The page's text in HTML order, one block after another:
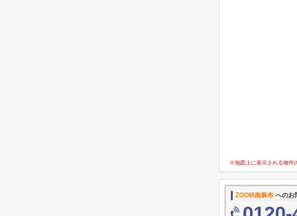
※地図上に表示される物件
ZOOM南麻布 へのお